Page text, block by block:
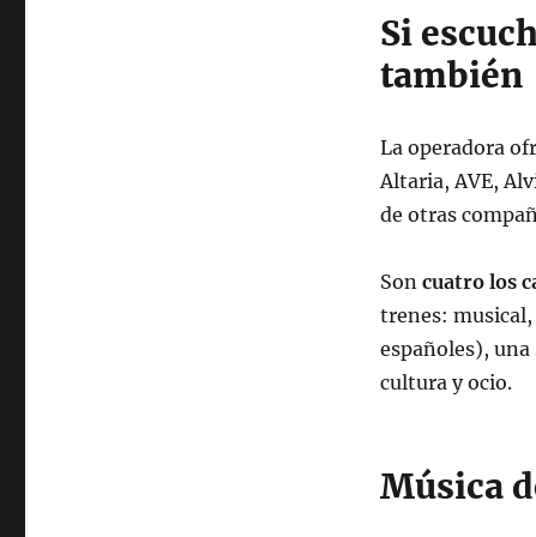
Si
también
La operadora
Altaria, AVE,
de otras
Soncuatro los
trenes:
españoles), una
cultura y ocio.
Música